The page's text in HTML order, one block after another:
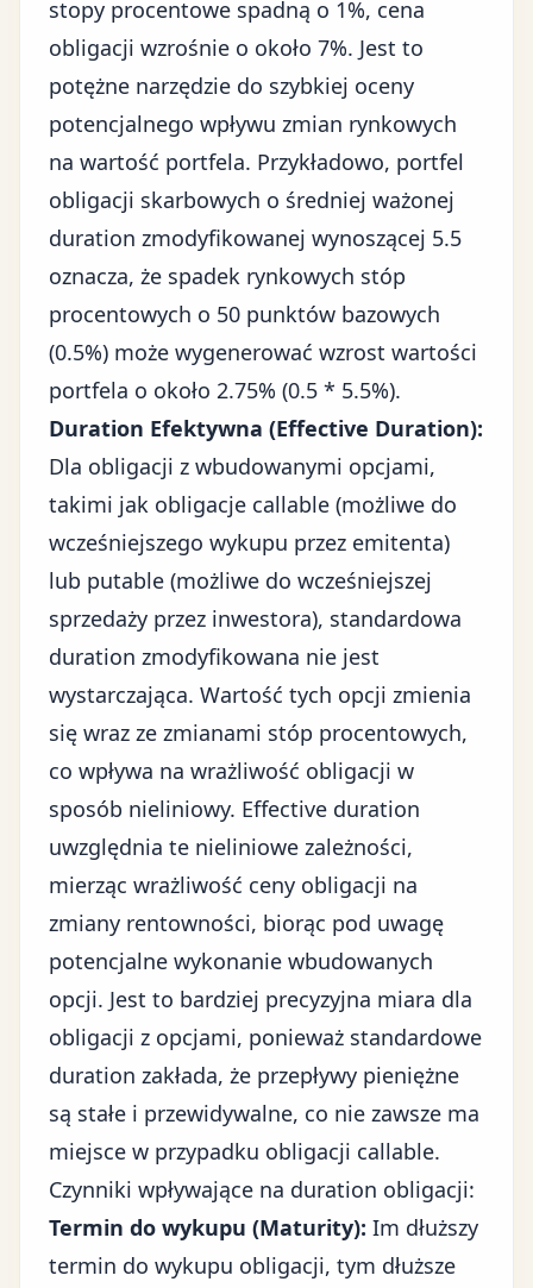
stopy procentowe spadną o 1%, cena
obligacji wzrośnie o około 7%. Jest to
potężne narzędzie do szybkiej oceny
potencjalnego wpływu zmian rynkowych
na wartość portfela. Przykładowo, portfel
obligacji skarbowych o średniej ważonej
duration zmodyfikowanej wynoszącej 5.5
oznacza, że spadek rynkowych stóp
procentowych o 50 punktów bazowych
(0.5%) może wygenerować wzrost wartości
portfela o około 2.75% (0.5 * 5.5%).
Duration Efektywna (Effective Duration):
Dla obligacji z wbudowanymi opcjami,
takimi jak obligacje callable (możliwe do
wcześniejszego wykupu przez emitenta)
lub putable (możliwe do wcześniejszej
sprzedaży przez inwestora), standardowa
duration zmodyfikowana nie jest
wystarczająca. Wartość tych opcji zmienia
się wraz ze zmianami stóp procentowych,
co wpływa na wrażliwość obligacji w
sposób nieliniowy. Effective duration
uwzględnia te nieliniowe zależności,
mierząc wrażliwość ceny obligacji na
zmiany rentowności, biorąc pod uwagę
potencjalne wykonanie wbudowanych
opcji. Jest to bardziej precyzyjna miara dla
obligacji z opcjami, ponieważ standardowe
duration zakłada, że przepływy pieniężne
są stałe i przewidywalne, co nie zawsze ma
miejsce w przypadku obligacji callable.
Czynniki wpływające na duration obligacji:
Termin do wykupu (Maturity): Im dłuższy
termin do wykupu obligacji, tym dłuższe